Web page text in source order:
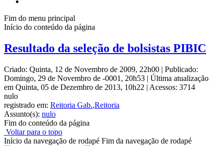
Fim do menu principal
Início do conteúdo da página
Resultado da seleção de bolsistas PIBIC
Criado: Quinta, 12 de Novembro de 2009, 22h00 | Publicado:
Domingo, 29 de Novembro de -0001, 20h53 | Última atualização
em Quinta, 05 de Dezembro de 2013, 10h22 | Acessos: 3714
nulo
registrado em: Reitoria Gab.,Reitoria
Assunto(s): nulo
Fim do conteúdo da página
Voltar para o topo
Início da navegação de rodapé Fim da navegação de rodapé